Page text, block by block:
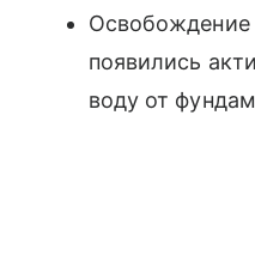
Освобождение
появились
воду от